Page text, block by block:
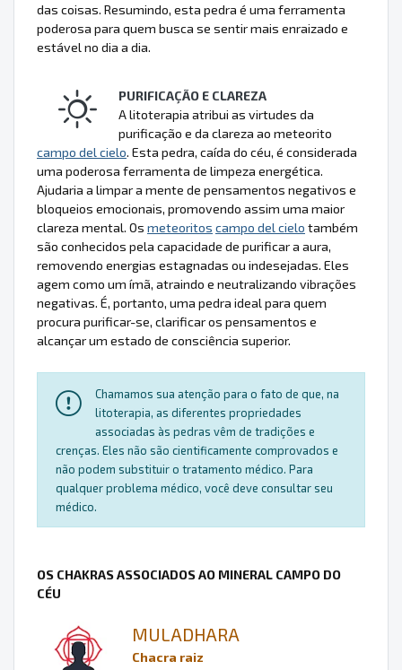
das coisas. Resumindo, esta pedra é uma ferramenta
poderosa para quem busca se sentir mais enraizado e
estável no dia a dia.
PURIFICAÇÃO E CLAREZA
A litoterapia atribui as virtudes da
purificação e da clareza ao meteorito
campo del cielo. Esta pedra, caída do céu, é considerada
uma poderosa ferramenta de limpeza energética.
Ajudaria a limpar a mente de pensamentos negativos e
bloqueios emocionais, promovendo assim uma maior
clareza mental. Os meteoritos campo del cielo também
são conhecidos pela capacidade de purificar a aura,
removendo energias estagnadas ou indesejadas. Eles
agem como um ímã, atraindo e neutralizando vibrações
negativas. É, portanto, uma pedra ideal para quem
procura purificar-se, clarificar os pensamentos e
alcançar um estado de consciência superior.
Chamamos sua atenção para o fato de que, na
litoterapia, as diferentes propriedades
associadas às pedras vêm de tradições e
crenças. Eles não são cientificamente comprovados e
não podem substituir o tratamento médico. Para
qualquer problema médico, você deve consultar seu
médico.
OS CHAKRAS ASSOCIADOS AO MINERAL CAMPO DO
CÉU
MULADHARA
Chacra raiz